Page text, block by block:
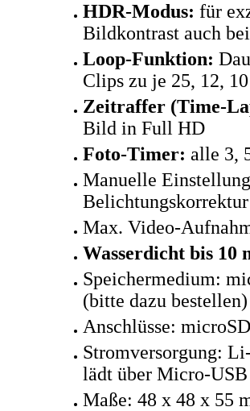
HDR-Modus: für
Bildkontrast auch
Loop-Funktion:
Clips zu je 25, 12,
Zeitraffer (Time-
Bild in Full HD
Foto-Timer: alle 3,
Manuelle
Max. Video-
Wasserdicht bis 10
Speichermedium:
(bitte dazu bestellen)
Anschlüsse:
Stromversorgung:
lädt über Micro-
Maße: 48 x 48 x 55